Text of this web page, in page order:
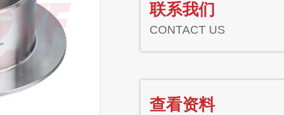
联系我们
CONTACT US
查看资料